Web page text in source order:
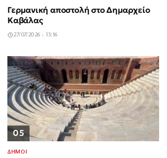
Γερμανική αποστολή στο Δημαρχείο
Καβάλας
27/07/2026 - 13:16
05
ΔΗΜΟΙ